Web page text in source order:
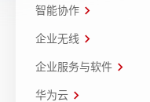
智能协作
企业无线
企业服务与软件
华为云